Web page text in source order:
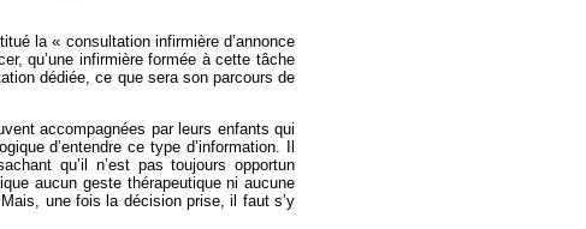
la « consultation infirmière d’annonce
qu’une infirmière formée à cette tâche
dédiée, ce que sera son parcours de
accompagnées par leurs enfants qui
d’entendre ce type d’information. Il
qu’il n’est pas toujours opportun
aucun geste thérapeutique ni aucune
une fois la décision prise, il faut s’y